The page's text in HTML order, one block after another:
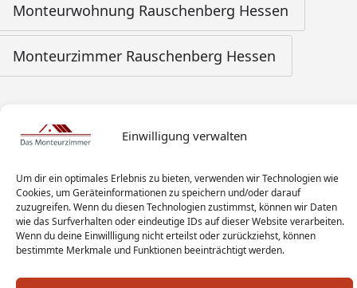
Einwilligung verwalten
Um dir ein optimales Erlebnis zu bieten, verwenden wir Technologien wie
Cookies, um Geräteinformationen zu speichern und/oder darauf
zuzugreifen. Wenn du diesen Technologien zustimmst, können wir Daten
wie das Surfverhalten oder eindeutige IDs auf dieser Website verarbeiten.
Wenn du deine Einwillligung nicht erteilst oder zurückziehst, können
bestimmte Merkmale und Funktionen beeinträchtigt werden.
Monteurwohnung Rauschenberg Hessen
Monteurzimmer Rauschenberg Hessen